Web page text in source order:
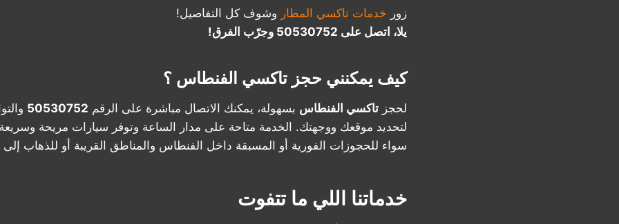
زور خدمات تاكسي المطار وشوف كل التفاصيل!
يلا، اتصل على 50530752 وجرّب الفرق!
كيف يمكنني حجز تاكسي الفنطاس ؟
لحجز تاكسي الفنطاس بسهولة، يمكنك الاتصال مباشرة على الرقم 50530752
لتحديد موقعك ووجهتك. الخدمة متاحة على مدار الساعة وتوفر سيارات مريحة وسريعة
سواء للحجوزات الفورية أو المسبقة داخل الفنطاس والمناطق القريبة أو للذهاب إلى
خدماتنا اللي ما تتفوت